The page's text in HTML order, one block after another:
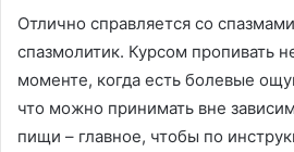
Отлично справляется со
спазмолитик. Курсом пропивать
моменте, когда есть болевые
что можно принимать вне
пищи – главное, чтобы по